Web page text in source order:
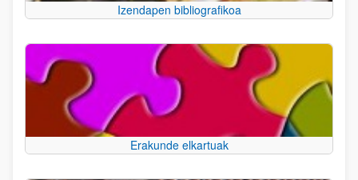
Izendapen bibliografikoa
Erakunde elkartuak